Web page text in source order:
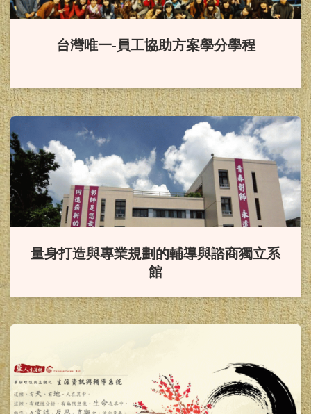
「國科會補助大專學生研究計
畫」。
諮商心理師高考通過，成績優
異！！
賀！ 本系114年社會工作師高
考通過，成績優異！！
賀！本系應屆畢業生參加114
年度教師資格檢定考試100%全數通
過。
「國科會補助大專學生研究計
畫」。
台灣唯一-員工協助方案學分學程
量身打造與專業規劃的輔導與諮商獨立系
館